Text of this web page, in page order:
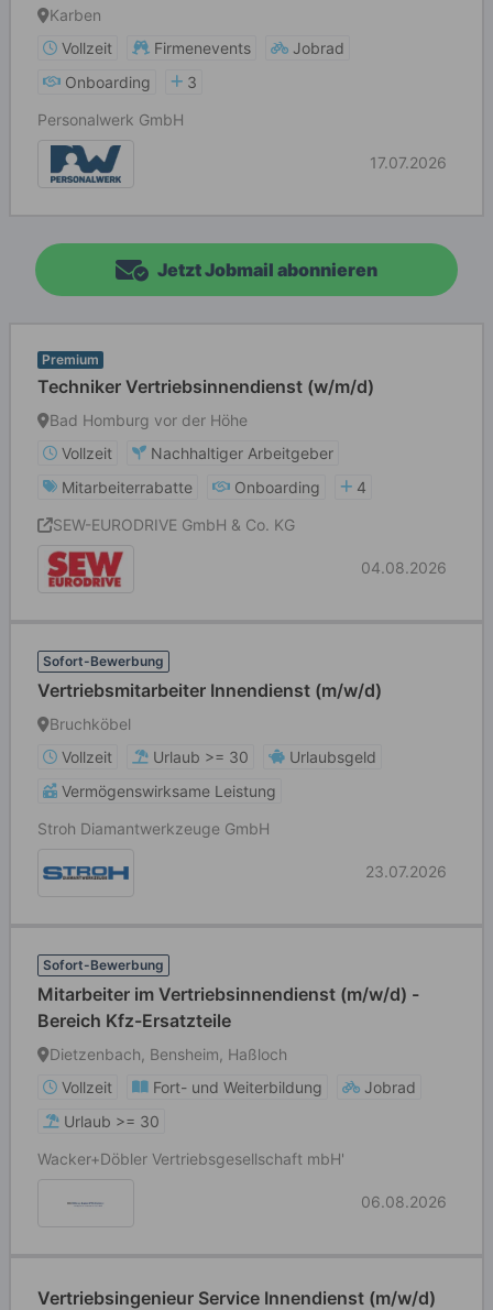
Karben
Vollzeit
Firmenevents
Jobrad
Onboarding
3
Personalwerk GmbH
17.07.2026
Jetzt Jobmail abonnieren
Premium
Techniker Vertriebsinnendienst (w/m/d)
Bad Homburg vor der Höhe
Vollzeit
Nachhaltiger Arbeitgeber
Mitarbeiterrabatte
Onboarding
4
SEW-EURODRIVE GmbH & Co. KG
04.08.2026
Sofort-Bewerbung
Vertriebsmitarbeiter Innendienst (m/w/d)
Bruchköbel
Vollzeit
Urlaub >= 30
Urlaubsgeld
Vermögenswirksame Leistung
Stroh Diamantwerkzeuge GmbH
23.07.2026
Sofort-Bewerbung
Mitarbeiter im Vertriebsinnendienst (m/w/d) -
Bereich Kfz-Ersatzteile
Dietzenbach, Bensheim, Haßloch
Vollzeit
Fort- und Weiterbildung
Jobrad
Urlaub >= 30
Wacker+Döbler Vertriebsgesellschaft mbH'
06.08.2026
Vertriebsingenieur Service Innendienst (m/w/d)